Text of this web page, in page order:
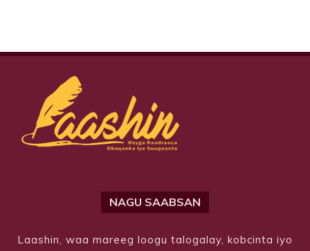
NAGU SAABSAN
Laashin, waa mareeg loogu talogalay, kobcinta iyo